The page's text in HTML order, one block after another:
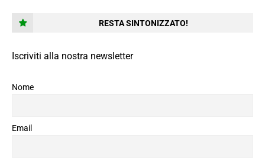
RESTA SINTONIZZATO!
Iscriviti alla nostra newsletter
Nome
Email